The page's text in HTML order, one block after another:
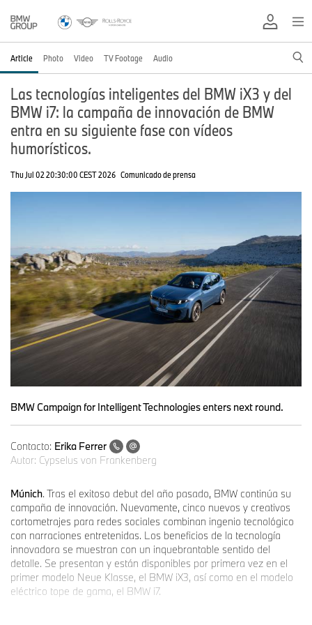
Article Photo Video TV Footage Audio
Las tecnologías inteligentes del BMW iX3 y del
BMW i7: la campaña de innovación de BMW
entra en su siguiente fase con vídeos
humorísticos.
Thu Jul 02 20:30:00 CEST 2026 Comunicado de prensa
BMW Campaign for Intelligent Technologies enters next round.
Contacto: Erika Ferrer
Autor: Cypselus von Frankenberg
Múnich. Tras el exitoso debut del año pasado, BMW continúa su
campaña de innovación. Nuevamente, cinco nuevos y creativos
cortometrajes para redes sociales combinan ingenio tecnológico
con narraciones entretenidas. Los beneficios de la tecnología
innovadora se muestran con un inquebrantable sentido del
detalle. Se presentan y están disponibles por primera vez en el
primer modelo Neue Klasse, el BMW iX3, así como en el modelo
eléctrico tope de gama, el BMW i7.